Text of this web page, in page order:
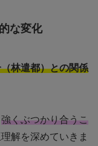
な変化
林遣都）との関係
強くぶつかり合うこ
解を深めていきま